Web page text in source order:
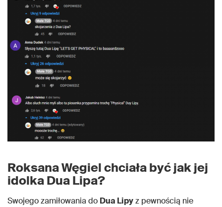
Roksana Węgiel chciała być jak jej
idolka Dua Lipa?
Swojego zamiłowania do Dua Lipyz pewnością nie